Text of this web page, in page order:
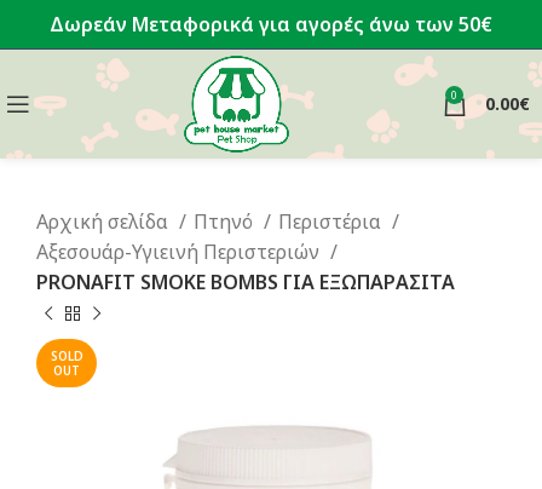
Δωρεάν Μεταφορικά για αγορές άνω των 50€
0 0.00€
Αρχική σελίδα Πτηνό
Περιστέρια
Αξεσουάρ-Υγιεινή Περιστεριών
PRONAFIT SMOKE BOMBS ΓΙΑ ΕΞΩΠΑΡΑΣΙΤΑ
SOLD
OUT